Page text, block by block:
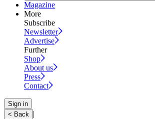
Magazine
More
Subscribe
Newsletter
Advertise
Further
Shop
About us
Press
Contact
Sign in
< Back |